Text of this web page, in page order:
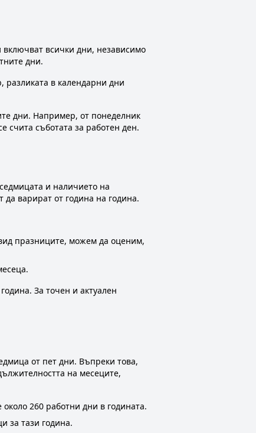
включват всички дни, независимо
дни.
в календарни дни
дни. Например, от понеделник
счита съботата за работен ден.
и наличието на
да варират от година на година.
празниците, можем да оценим,
За точен и актуален
от пет дни. Въпреки това,
на месеците,
260 работни дни в годината.
за тази година.